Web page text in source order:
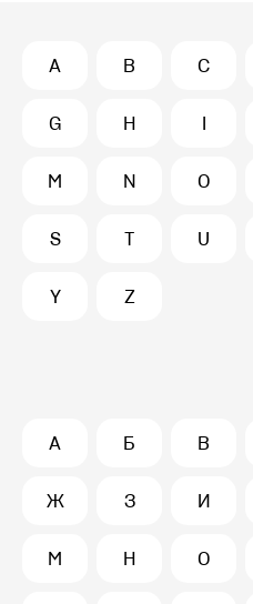
A B C
G H I
M N O
S T U
Y Z
А Б В
Ж З И
М Н О